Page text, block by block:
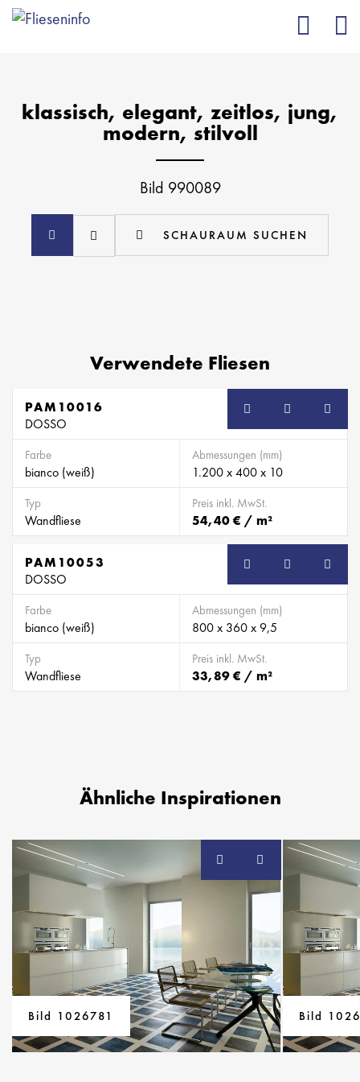
klassisch, elegant, zeitlos, jung,
modern, stilvoll
Bild 990089
SCHAURAUM SUCHEN
Verwendete Fliesen
PAM10016
DOSSO
Farbe
bianco (weiß)
Abmessungen (mm)
1.200 x 400 x 10
Typ
Wandfliese
Preis inkl. MwSt.
54,40 € / m²
PAM10053
DOSSO
Farbe
bianco (weiß)
Abmessungen (mm)
800 x 360 x 9,5
Typ
Wandfliese
Preis inkl. MwSt.
33,89 € / m²
Ähnliche Inspirationen
Bild 1026781 Bild